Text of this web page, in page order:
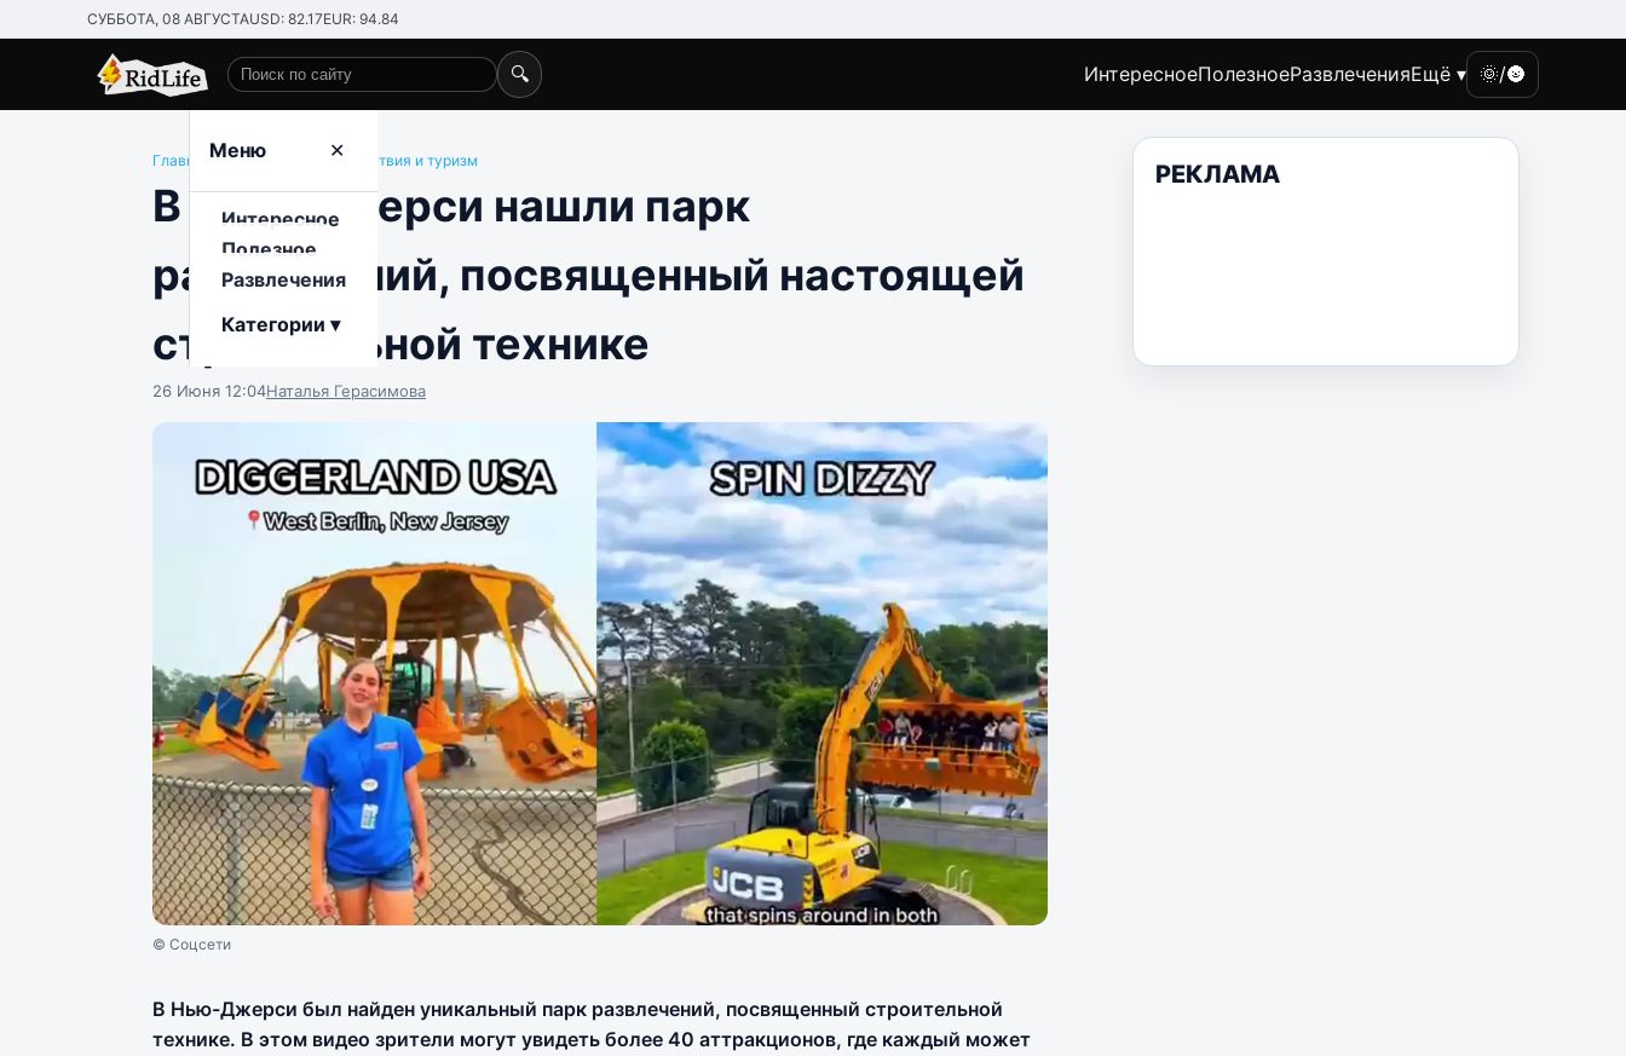
СУББОТА, 08 АВГУСТАUSD: 82.17EUR: 94.84
Поиск по сайту
🔍 ИнтересноеПолезноеРазвлеченияЕщё ▾ 🌞/🌚
Меню ✕
Интересное
Полезное
Развлечения
Категории ▾
Главная/Развлечения Путешествия и туризм
В Нью-Джерси нашли парк
развлечений, посвященный настоящей
строительной технике
26 Июня 12:04Наталья Герасимова
© Соцсети
В Нью-Джерси был найден уникальный парк развлечений, посвященный строительной
технике. В этом видео зрители могут увидеть более 40 аттракционов, где каждый может
РЕКЛАМА